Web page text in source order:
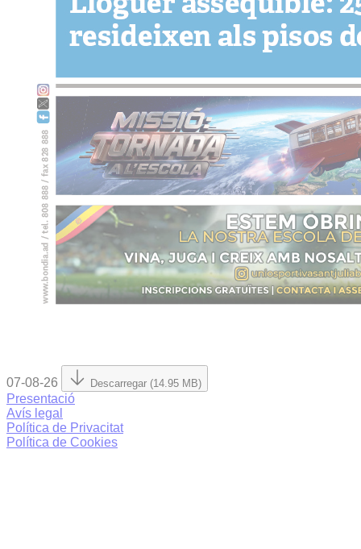
07-08-26 Descarregar (14.95 MB)
Presentació
Avís legal
Política de Privacitat
Política de Cookies